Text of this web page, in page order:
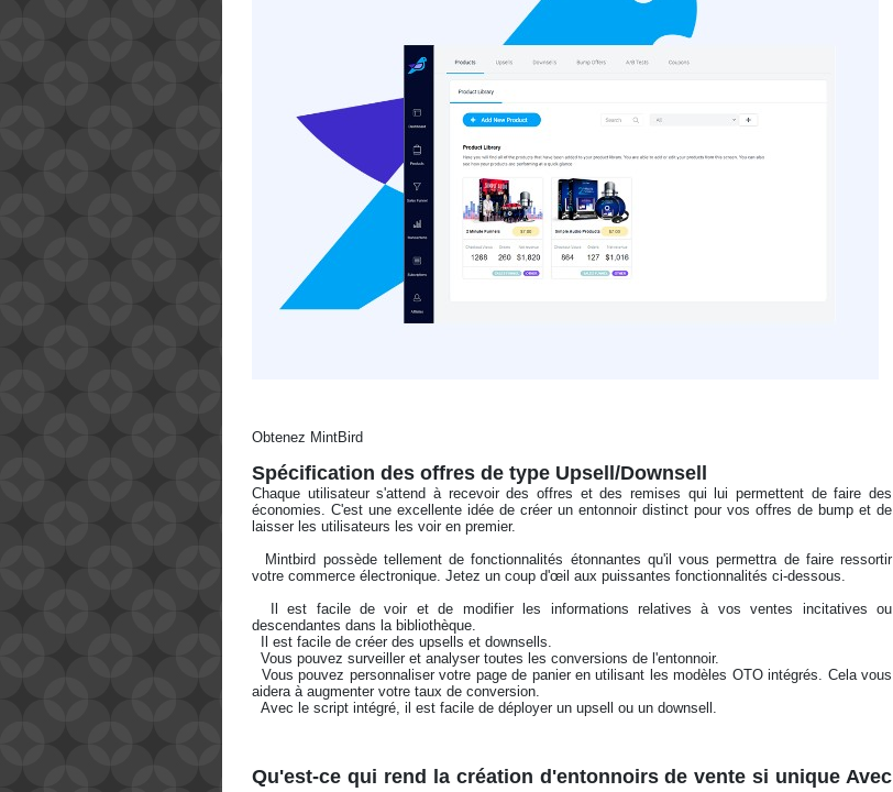
Obtenez MintBird
Spécification des offres de type Upsell/Downsell
Chaque utilisateur s'attend à recevoir des offres et des remises qui lui permettent de faire des
économies. C'est une excellente idée de créer un entonnoir distinct pour vos offres de bump et de
laisser les utilisateurs les voir en premier.
votre commerce électronique. Jetez un coup d'œil aux puissantes fonctionnalités ci-dessous.
descendantes dans la bibliothèque.
  Il est facile de créer des upsells et downsells.
  Vous pouvez surveiller et analyser toutes les conversions de l'entonnoir.
aidera à augmenter votre taux de conversion.
  Avec le script intégré, il est facile de déployer un upsell ou un downsell.
Qu'est-ce qui rend la création d'entonnoirs de vente si unique Avec